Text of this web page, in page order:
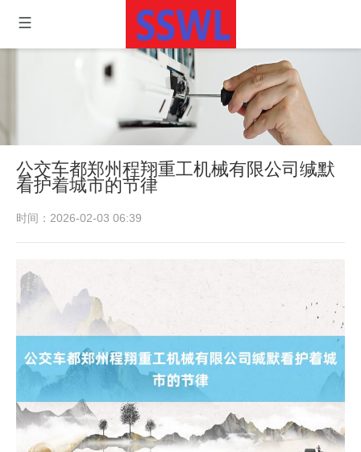
公交车都郑州程翔重工机械有限公司缄默
看护着城市的节律
时间：2026-02-03 06:39